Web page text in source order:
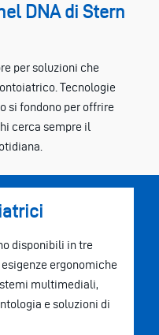
DNA di Stern
per soluzioni che
Tecnologie
si fondono per offrire
cerca sempre il
disponibili in tre
ergonomiche
multimediali,
e soluzioni di